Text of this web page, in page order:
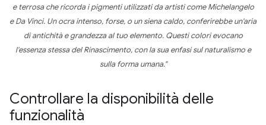
e terrosa che ricorda i pigmenti utilizzati da artisti come Michelangelo
e Da Vinci. Un ocra intenso, forse, o un siena caldo, conferirebbe un'aria
di antichità e grandezza al tuo elemento. Questi colori evocano
l'essenza stessa del Rinascimento, con la sua enfasi sul naturalismo e
sulla forma umana."
Controllare la disponibilità delle
funzionalità